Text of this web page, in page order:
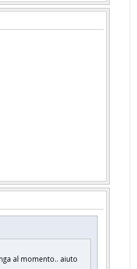
al momento.. aiuto